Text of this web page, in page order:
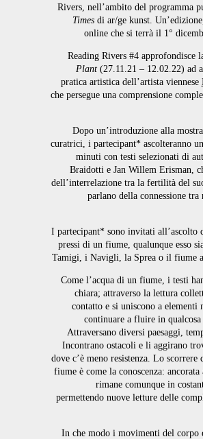
Rivers, nell’ambito del programma
Timesdi ar/ge kunst.
online che si terrà il 1°
Reading Rivers #4 approfondisce
Plant(27.11.21 – 12.02.22) ad
pratica artistica dell’artista viennese
che persegue una comprensione
Dopo un’introduzione alla
curatrici, i partecipant* ascolteranno
minuti con testi selezionati di
Braidotti e Jan Willem Erisman,
dell’interrelazione tra la fertilità del
parlano della connessione
I partecipant* sono invitati all’ascolto
pressi di un fiume, qualunque esso
Tamigi, i Navigli, la Sprea o il fiume
Come l’acqua di un fiume, i testi
chiara; attraverso la lettura
contatto e si uniscono a elementi
continuare a fluire in qualcosa
Attraversano diversi paesaggi,
Incontrano ostacoli e li aggirano
dove c’è meno resistenza. Lo scorrere
fiume è come la conoscenza: ancorata
rimane comunque in
permettendo nuove letture delle
In che modo i movimenti del corpo